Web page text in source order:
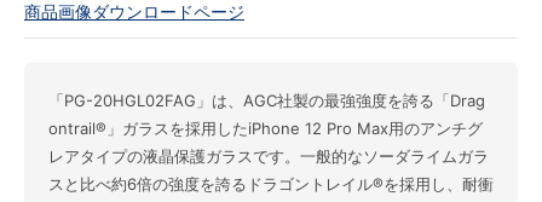
商品画像ダウンロードページ
「PG-20HGL02FAG」は、AGC社製の最強強度を誇る「Drag
ontrail®」ガラスを採用したiPhone 12 Pro Max用のアンチグ
レアタイプの液晶保護ガラスです。一般的なソーダライムガラ
スと比べ約6倍の強度を誇るドラゴントレイル®を採用し、耐衝